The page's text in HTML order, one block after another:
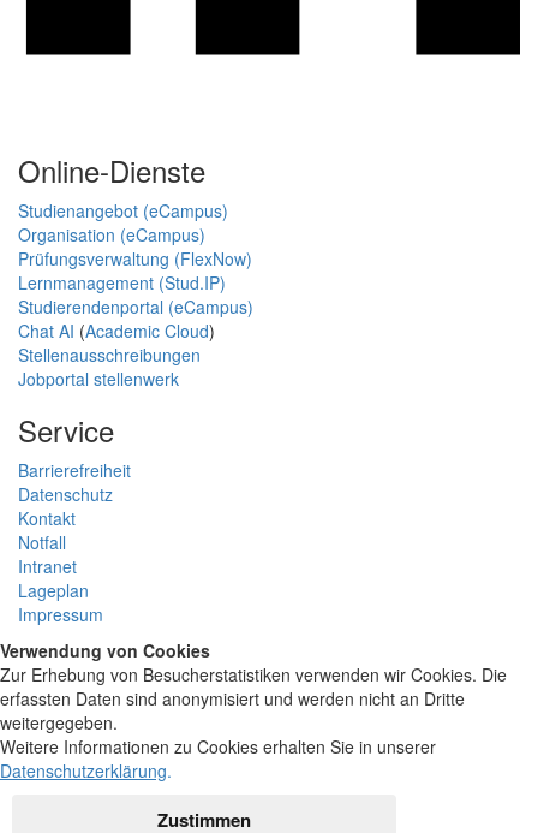
Online-Dienste
Studienangebot (eCampus)
Organisation (eCampus)
Prüfungsverwaltung (FlexNow)
Lernmanagement (Stud.IP)
Studierendenportal (eCampus)
Chat AI (Academic Cloud)
Stellenausschreibungen
Jobportal stellenwerk
Service
Barrierefreiheit
Datenschutz
Kontakt
Notfall
Intranet
Lageplan
Impressum
Verwendung von Cookies
Zur Erhebung von Besucherstatistiken verwenden wir Cookies. Die
erfassten Daten sind anonymisiert und werden nicht an Dritte
weitergegeben.
Weitere Informationen zu Cookies erhalten Sie in unserer
Datenschutzerklärung.
Zustimmen